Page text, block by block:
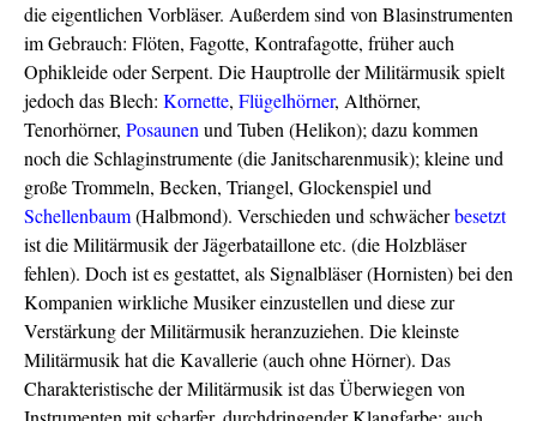
die eigentlichen Vorbläser. Außerdem sind von Blasinstrumenten
im Gebrauch: Flöten, Fagotte, Kontrafagotte, früher auch
Ophikleide oder Serpent. Die Hauptrolle der Militärmusik spielt
jedoch das Blech: Kornette, Flügelhörner, Althörner,
Tenorhörner, Posaunenund Tuben (Helikon); dazu kommen
noch die Schlaginstrumente (die Janitscharenmusik); kleine und
große Trommeln, Becken, Triangel, Glockenspiel und
Schellenbaum(Halbmond). Verschieden und schwächerbesetzt
ist die Militärmusik der Jägerbataillone etc. (die Holzbläser
fehlen). Doch ist es gestattet, als Signalbläser (Hornisten) bei den
Kompanien wirkliche Musiker einzustellen und diese zur
Verstärkung der Militärmusik heranzuziehen. Die kleinste
Militärmusik hat die Kavallerie (auch ohne Hörner). Das
Charakteristische der Militärmusik ist das Überwiegen von